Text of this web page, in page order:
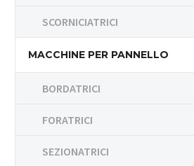
SCORNICIATRICI
MACCHINE PER PANNELLO
BORDATRICI
FORATRICI
SEZIONATRICI